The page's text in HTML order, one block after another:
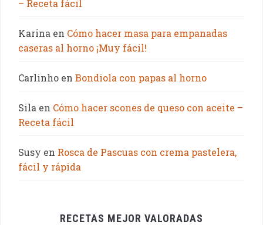
– Receta fácil
Karina en Cómo hacer masa para empanadas
caseras al horno ¡Muy fácil!
Carlinho en Bondiola con papas al horno
Sila en Cómo hacer scones de queso con aceite –
Receta fácil
Susy en Rosca de Pascuas con crema pastelera,
fácil y rápida
RECETAS MEJOR VALORADAS